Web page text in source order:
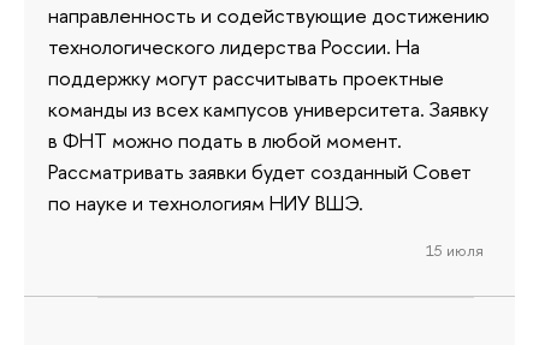
направленность и содействующие достижению
технологического лидерства России. На
поддержку могут рассчитывать проектные
команды из всех кампусов университета. Заявку
в ФНТ можно подать в любой момент.
Рассматривать заявки будет созданный Совет
по науке и технологиям НИУ ВШЭ.
15 июля